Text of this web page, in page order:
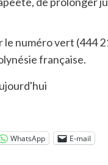
le numéro vert (444
française.
WhatsApp E-mail